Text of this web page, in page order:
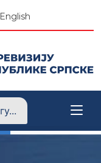
English